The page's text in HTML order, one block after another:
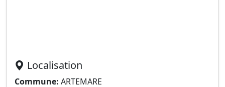
Localisation
Commune: ARTEMARE